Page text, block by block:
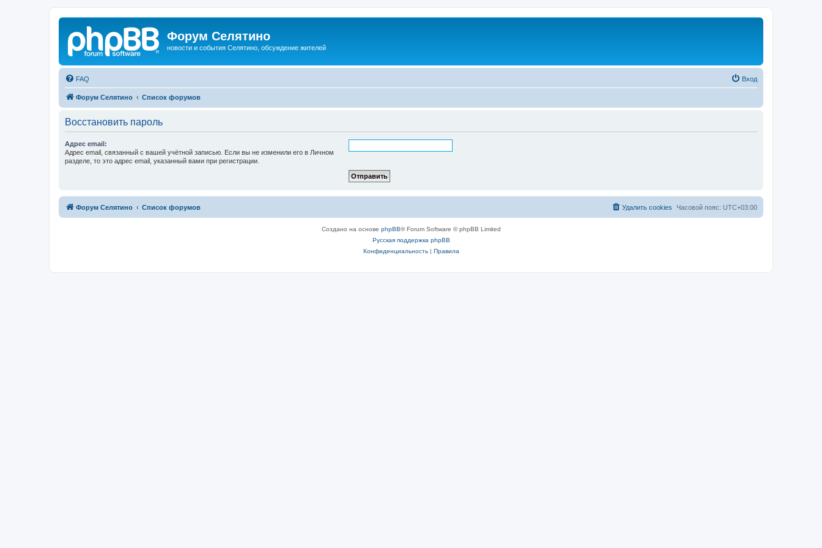
Форум Селятино
новости и события Селятино, обсуждение жителей
FAQ Вход
Форум Селятино Список форумов
Восстановить пароль
Адрес email:
Адрес email, связанный с вашей учётной записью. Если вы не изменили его в Личном
разделе, то это адрес email, указанный вами при регистрации.
Форум Селятино Список форумов Часовой пояс: UTC+03:00
Удалить cookies
Создано на основе phpBB® Forum Software © phpBB Limited
Русская поддержка phpBB
Конфиденциальность| Правила